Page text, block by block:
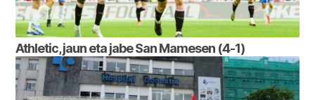
Athletic, jaun eta jabe San Mamesen (4-1)